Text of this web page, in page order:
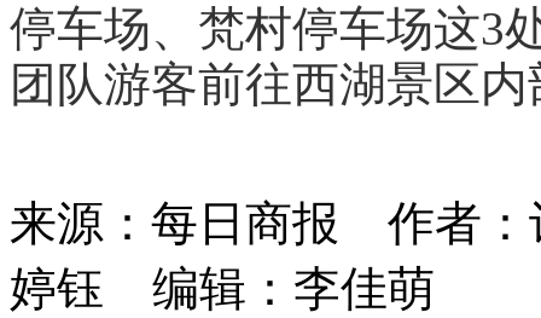
停车场、梵村停车场这3
团队游客前往西湖景区
来源：每日商报 作者：
婷钰 编辑：李佳萌